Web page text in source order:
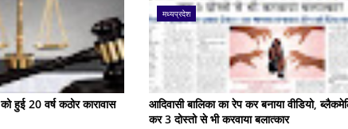
हुई 20 वर्ष कठोर कारावास
मध्यप्रदेश
आदिवासी बालिका का रेप कर बनाया वीडियो,
कर 3 दोस्तो से भी करवाया बलात्कार